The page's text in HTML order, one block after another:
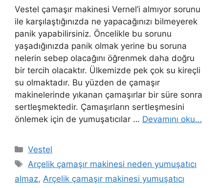
Vestel çamaşır makinesi Vernel’i almıyor sorunu
ile karşılaştığınızda ne yapacağınızı bilmeyerek
panik yapabilirsiniz. Öncelikle bu sorunu
yaşadığınızda panik olmak yerine bu soruna
nelerin sebep olacağını öğrenmek daha doğru
bir tercih olacaktır. Ülkemizde pek çok su kireçli
su olmaktadır. Bu yüzden de çamaşır
makinelerinde yıkanan çamaşırlar bir süre sonra
sertleşmektedir. Çamaşırların sertleşmesini
önlemek için de yumuşatıcılar … Devamını oku…
Kategoriler
Vestel
Etiketler
Arçelik çamaşır makinesi neden yumuşatıcı
almaz, Arçelik çamaşır makinesi yumuşatıcı